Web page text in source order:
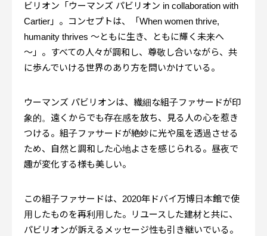
ビリオン「ウーマンズ パビリオン in collaboration with
Cartier」。コンセプトは、「When women thrive,
humanity thrives ～ともに生き、ともに輝く未来へ
～」。すべての人々が調和し、尊敬し合いながら、共
に歩んでいける世界のあり方を問いかけている。
ウーマンズ パビリオンは、繊細な組子ファサードが印
象的。遠くからでも存在感を放ち、見る人の心を惹き
つける。組子ファサードが絶妙に光や風を透過させる
ため、自然と調和した心地よさを感じられる。昼夜で
趣が変化する様も美しい。
この組子ファサードは、2020年ドバイ万博日本館で使
用したものを再利用した。リユースした建材と共に、
パビリオンが訴えるメッセージ性も引き継いでいる。